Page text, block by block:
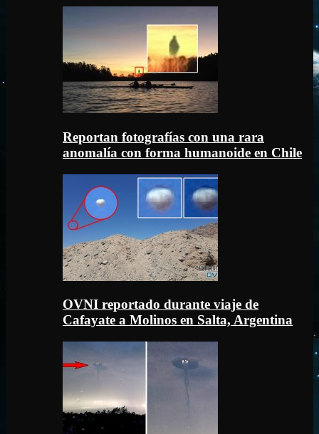
Reportan fotografías con una rara
anomalía con forma humanoide en Chile
OVNI reportado durante viaje de
Cafayate a Molinos en Salta, Argentina